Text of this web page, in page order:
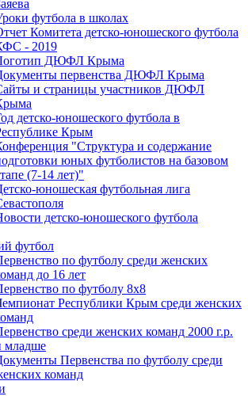
футбола в школах
Комитета детско-юношеского футбола
- 2019
ДЮФЛ Крыма
первенства ДЮФЛ Крыма
и страницы участников ДЮФЛ
детско-юношеского футбола в
Крым
"Структура и содержание
юных футболистов на базовом
(7-14 лет)"
юношеская футбольная лига
детско-юношеского футбола
футбол
по футболу среди женских
до 16 лет
по футболу 8х8
Республики Крым среди женских
среди женских команд 2000 г.р.
младше
Первенства по футболу среди
команд